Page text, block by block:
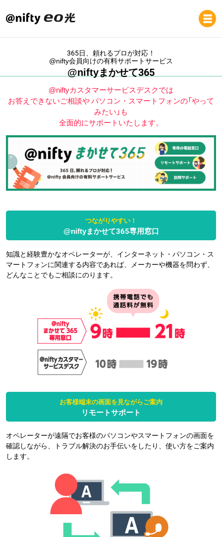
365日、頼れるプロが対応！
@nifty会員向けの有料サポートサービス
@niftyまかせて365
@niftyカスタマーサービスデスクでは
お答えできないご相談やパソコン・スマートフォンの「やって
みたい」も
全面的にサポートいたします。
つながりやすい！
@niftyまかせて365専用窓口
知識と経験豊かなオペレーターが、インターネット・パソコン・ス
マートフォンに関連する内容であれば、メーカーや機器を問わず、
どんなことでもご相談にのります。
お客様端末の画面を見ながらご案内
リモートサポート
オペレーターが遠隔でお客様のパソコンやスマートフォンの画面を
確認しながら、トラブル解決のお手伝いをしたり、使い方をご案内
します。